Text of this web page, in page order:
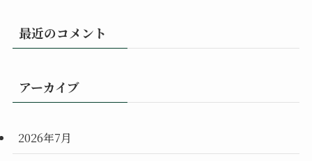
最近のコメント
アーカイブ
2026年7月